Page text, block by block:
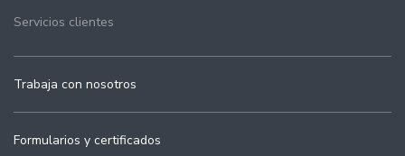
Servicios clientes
Trabaja con nosotros
Formularios y certificados